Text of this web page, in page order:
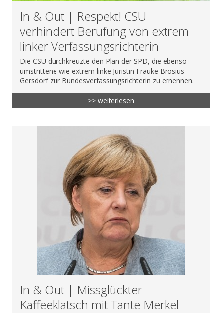
In & Out | Respekt! CSU
verhindert Berufung von extrem
linker Verfassungsrichterin
Die CSU durchkreuzte den Plan der SPD, die ebenso
umstrittene wie extrem linke Juristin Frauke Brosius-
Gersdorf zur Bundesverfassungsrichterin zu ernennen.
>> weiterlesen
In & Out | Missglückter
Kaffeeklatsch mit Tante Merkel